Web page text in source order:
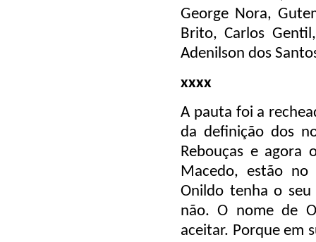
George Nora,
Brito, Carlos
Adenilson dos
xxxx
A pauta foi a
da definição dos
Rebouças e agora
Macedo, estão
Onildo tenha o
não. O nome de
aceitar. Porque em